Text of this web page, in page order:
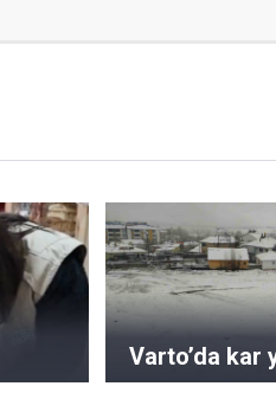
Varto’da kar